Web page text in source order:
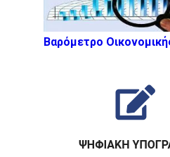
Βαρόμετρο